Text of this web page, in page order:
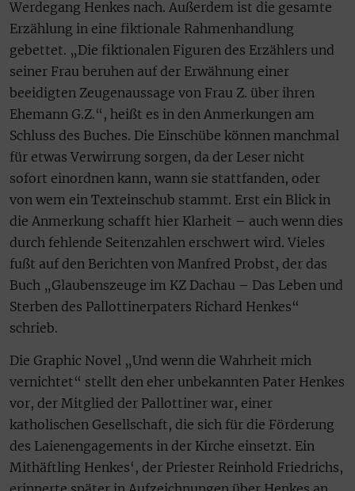
Werdegang Henkes nach. Außerdem ist die gesamte
Erzählung in eine fiktionale Rahmenhandlung
gebettet. „Die fiktionalen Figuren des Erzählers und
seiner Frau beruhen auf der Erwähnung einer
beeidigten Zeugenaussage von Frau Z. über ihren
Ehemann G.Z.“, heißt es in den Anmerkungen am
Schluss des Buches. Die Einschübe können manchmal
für etwas Verwirrung sorgen, da der Leser nicht
sofort einordnen kann, wann sie stattfanden, oder
von wem ein Texteinschub stammt. Erst ein Blick in
die Anmerkung schafft hier Klarheit – auch wenn dies
durch fehlende Seitenzahlen erschwert wird. Vieles
fußt auf den Berichten von Manfred Probst, der das
Buch „Glaubenszeuge im KZ Dachau – Das Leben und
Sterben des Pallottinerpaters Richard Henkes“
schrieb.
Die Graphic Novel „Und wenn die Wahrheit mich
vernichtet“ stellt den eher unbekannten Pater Henkes
vor, der Mitglied der Pallottiner war, einer
katholischen Gesellschaft, die sich für die Förderung
des Laienengagements in der Kirche einsetzt. Ein
Mithäftling Henkes‘, der Priester Reinhold Friedrichs,